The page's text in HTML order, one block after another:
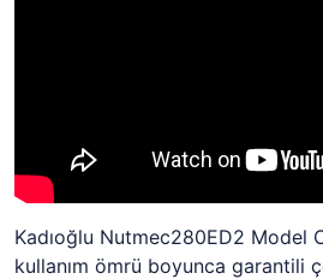
Kadıoğlu Nutmec280ED2 Model
kullanım ömrü boyunca garantili